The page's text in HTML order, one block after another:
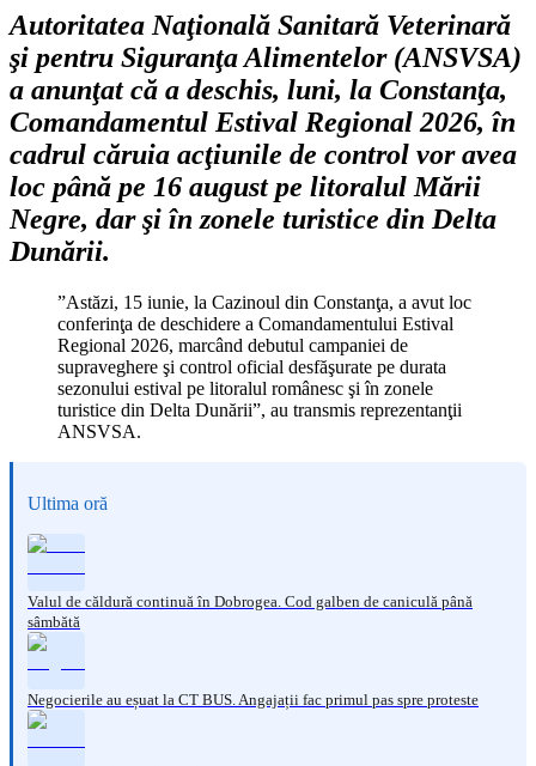
Autoritatea Naţională Sanitară Veterinară
şi pentru Siguranţa Alimentelor (ANSVSA)
a anunţat că a deschis, luni, la Constanţa,
Comandamentul Estival Regional 2026, în
cadrul căruia acţiunile de control vor avea
loc până pe 16 august pe litoralul Mării
Negre, dar şi în zonele turistice din Delta
Dunării.
”Astăzi, 15 iunie, la Cazinoul din Constanţa, a avut loc
conferinţa de deschidere a Comandamentului Estival
Regional 2026, marcând debutul campaniei de
supraveghere şi control oficial desfăşurate pe durata
sezonului estival pe litoralul românesc şi în zonele
turistice din Delta Dunării”, au transmis reprezentanţii
ANSVSA.
Ultima oră
Valul de căldură continuă în Dobrogea. Cod galben de caniculă până
sâmbătă
Negocierile au eșuat la CT BUS. Angajații fac primul pas spre proteste